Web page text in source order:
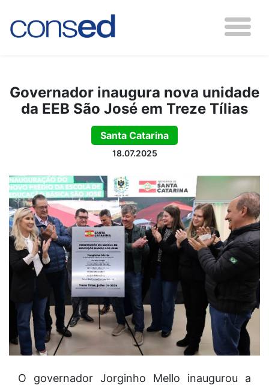
Governador inaugura nova unidade
da EEB São José em Treze Tílias
Santa Catarina
18.07.2025
O governador Jorginho Mello inaugurou a